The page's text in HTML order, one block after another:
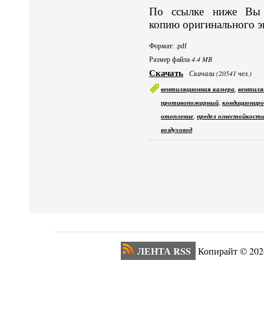
По ссылке ниже Вы
копию оригинального
Формат: .pdf
Размер файла4.4 MB
Скачать Скачали (20541 чел.)
вентиляционная камера ,
противопожарный ,
отопление ,предел
воздуховод
ЛЕНТА RSS Копирайт ©